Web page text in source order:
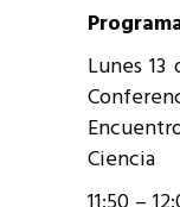
Lunes
Ciencia